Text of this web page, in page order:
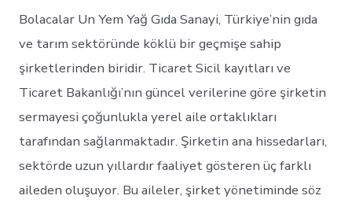
Bolacalar Un Yem Yağ Gıda Sanayi, Türkiye’nin gıda
ve tarım sektöründe köklü bir geçmişe sahip
şirketlerinden biridir. Ticaret Sicil kayıtları ve
Ticaret Bakanlığı’nın güncel verilerine göre şirketin
sermayesi çoğunlukla yerel aile ortaklıkları
tarafından sağlanmaktadır. Şirketin ana hissedarları,
sektörde uzun yıllardır faaliyet gösteren üç farklı
aileden oluşuyor. Bu aileler, şirket yönetiminde söz